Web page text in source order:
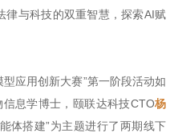
律与科技的双重智慧，探索AI赋
应用创新大赛”第一阶段活动如
息学博士，颐联达科技CTO杨
体搭建”为主题进行了两期线下